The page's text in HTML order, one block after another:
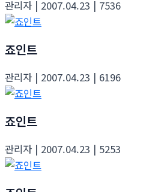
관리자 | 2007.04.23 | 7536
죠인트
관리자 | 2007.04.23 | 6196
죠인트
관리자 | 2007.04.23 | 5253